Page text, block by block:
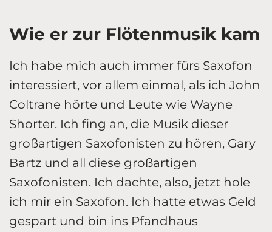
Wie er zur Flötenmusik kam
Ich habe mich auch immer fürs Saxofon
interessiert, vor allem einmal, als ich John
Coltrane hörte und Leute wie Wayne
Shorter. Ich fing an, die Musik dieser
großartigen Saxofonisten zu hören, Gary
Bartz und all diese großartigen
Saxofonisten. Ich dachte, also, jetzt hole
ich mir ein Saxofon. Ich hatte etwas Geld
gespart und bin ins Pfandhaus